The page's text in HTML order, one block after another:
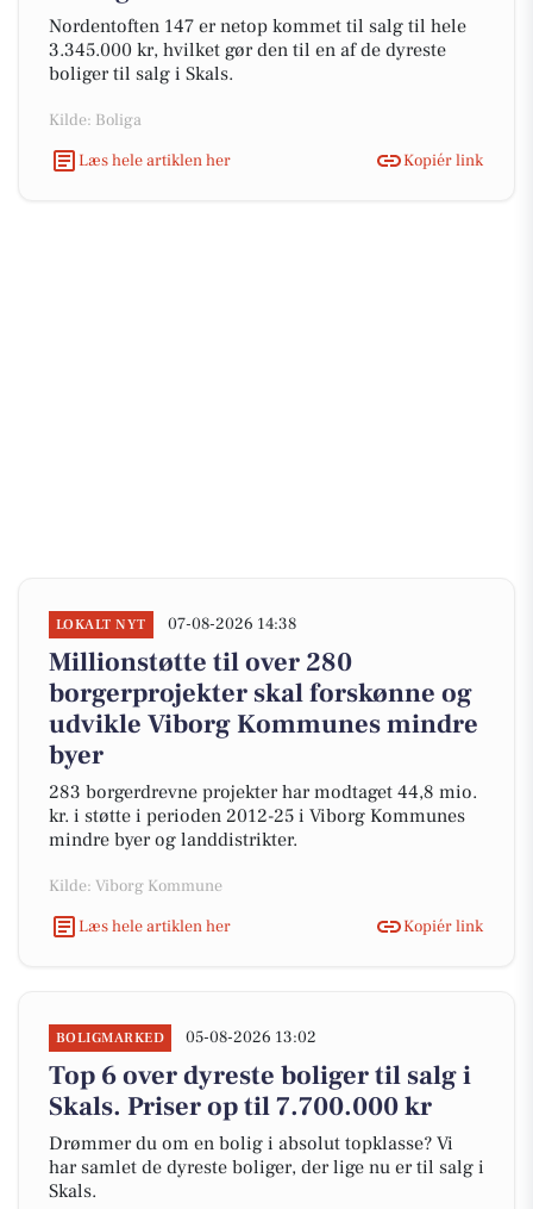
Nordentoften 147 er netop kommet til salg til hele
3.345.000 kr, hvilket gør den til en af de dyreste
boliger til salg i Skals.
Kilde: Boliga
Læs hele artiklen her
Kopiér link
LOKALT NYT 07-08-2026 14:38
Millionstøtte til over 280
borgerprojekter skal forskønne og
udvikle Viborg Kommunes mindre
byer
283 borgerdrevne projekter har modtaget 44,8 mio.
kr. i støtte i perioden 2012-25 i Viborg Kommunes
mindre byer og landdistrikter.
Kilde: Viborg Kommune
Læs hele artiklen her
Kopiér link
BOLIGMARKED 05-08-2026 13:02
Top 6 over dyreste boliger til salg i
Skals. Priser op til 7.700.000 kr
Drømmer du om en bolig i absolut topklasse? Vi
har samlet de dyreste boliger, der lige nu er til salg i
Skals.